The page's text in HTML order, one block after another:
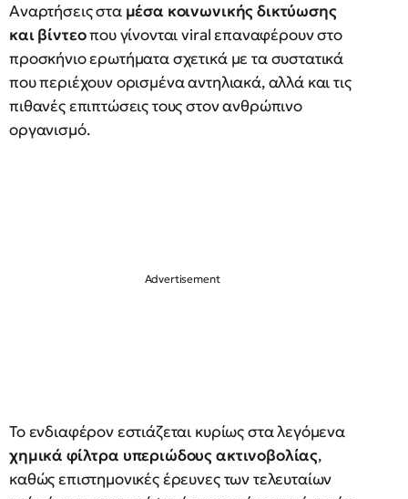
Αναρτήσεις στα μέσα κοινωνικής δικτύωσης
και βίντεοπου γίνονται viral επαναφέρουν στο
προσκήνιο ερωτήματα σχετικά με τα συστατικά
που περιέχουν ορισμένα αντηλιακά, αλλά και τις
πιθανές επιπτώσεις τους στον ανθρώπινο
οργανισμό.
Το ενδιαφέρον εστιάζεται κυρίως στα λεγόμενα
χημικά φίλτρα υπεριώδους ακτινοβολίας,
καθώς επιστημονικές έρευνες των τελευταίων